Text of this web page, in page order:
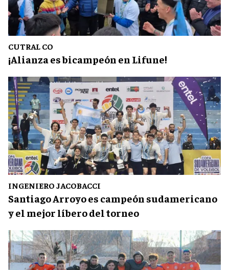
CUTRAL CO
¡Alianza es bicampeón en Lifune!
INGENIERO JACOBACCI
Santiago Arroyo es campeón sudamericano
y el mejor líbero del torneo